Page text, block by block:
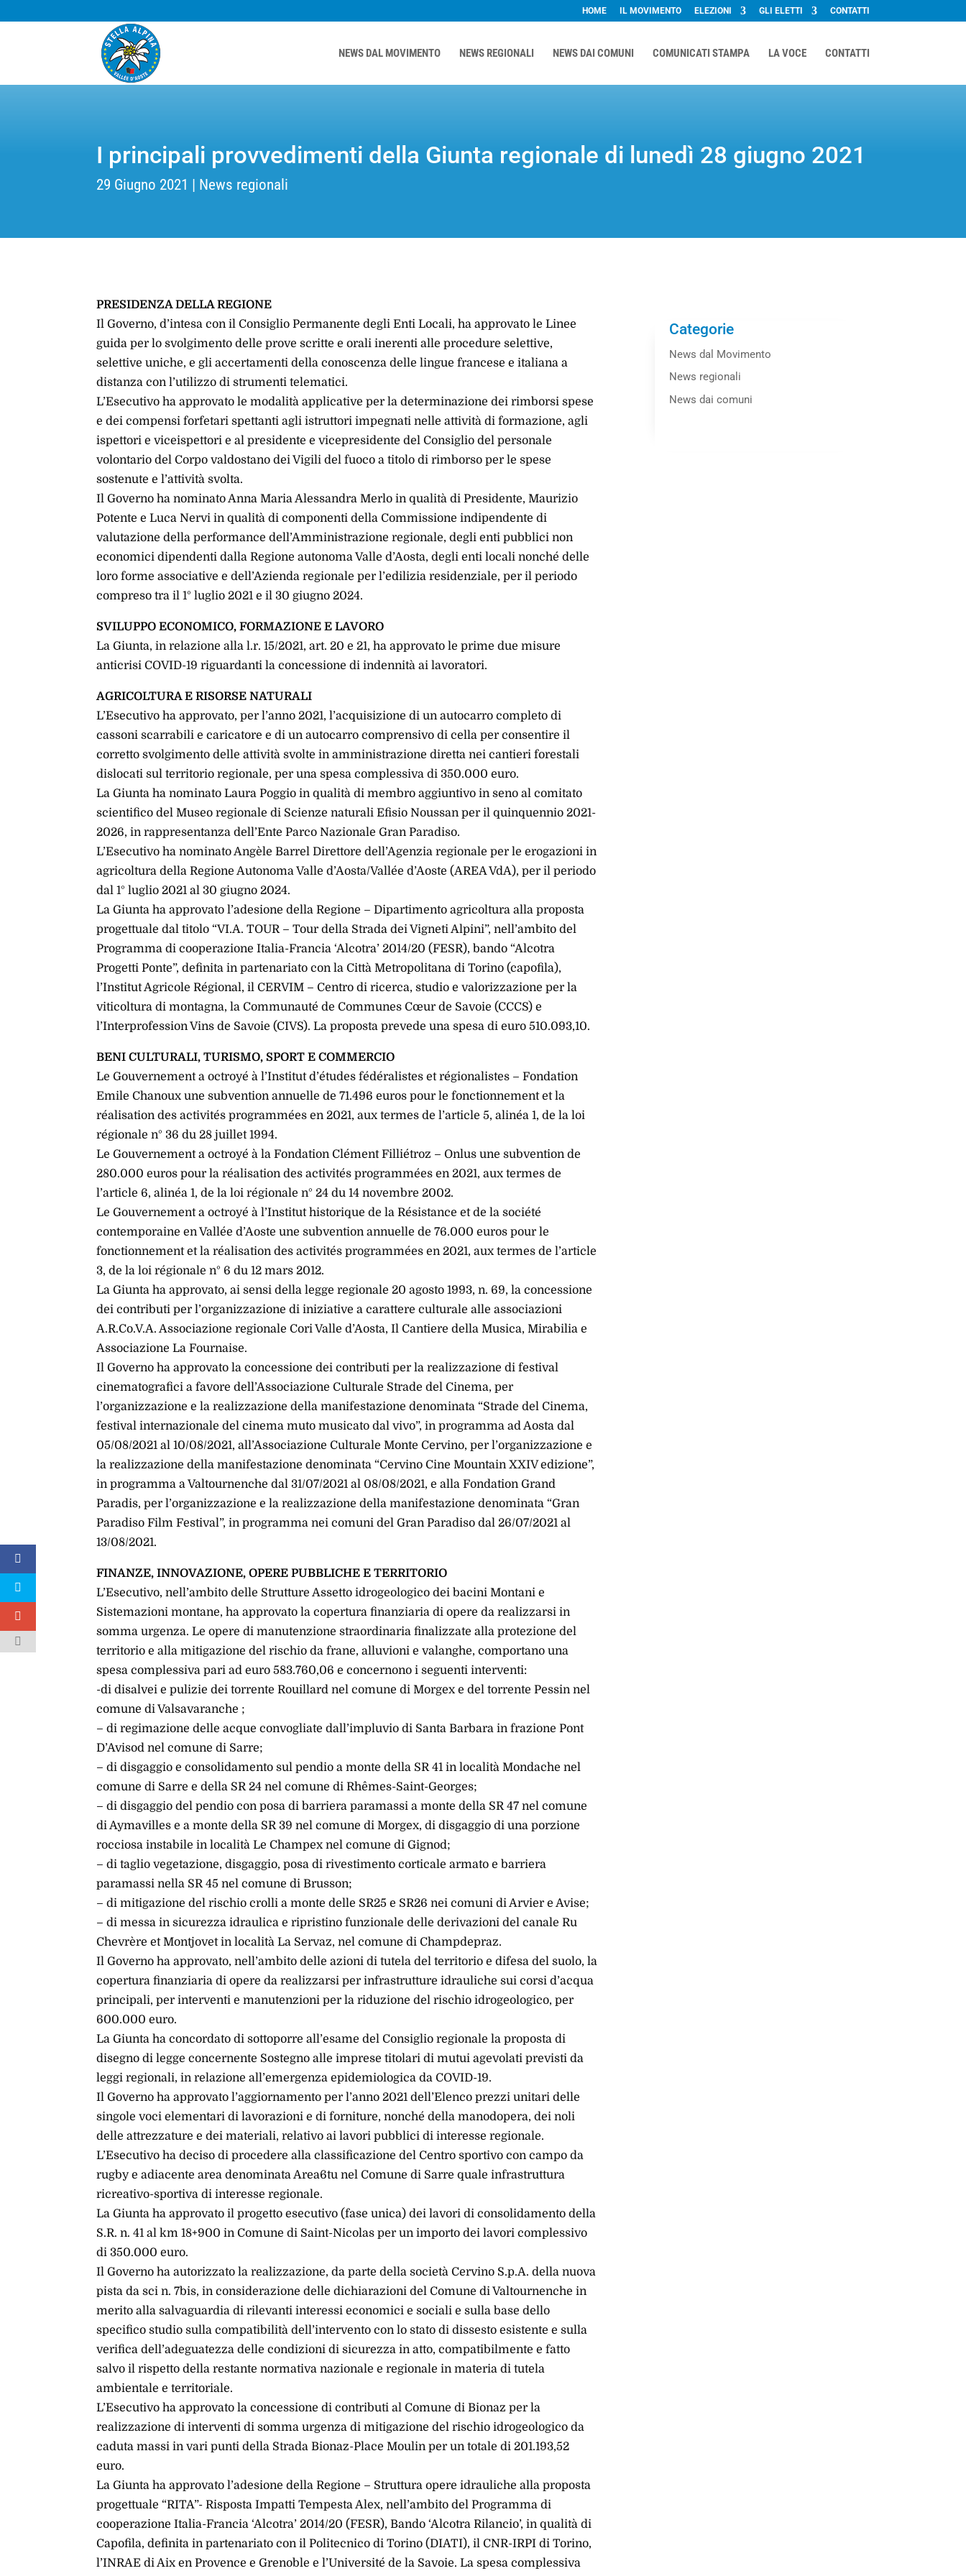
HOME IL MOVIMENTO ELEZIONI GLI ELETTI CONTATTI
NEWS DAL MOVIMENTO NEWS REGIONALI NEWS DAI COMUNI COMUNICATI STAMPA LA VOCE CONTATTI
I principali provvedimenti della Giunta regionale di lunedì 28 giugno 2021
29 Giugno 2021 News regionali
PRESIDENZA DELLA REGIONE
Il Governo, d’intesa con il Consiglio Permanente degli Enti Locali, ha approvato le Linee
guida per lo svolgimento delle prove scritte e orali inerenti alle procedure selettive,
selettive uniche, e gli accertamenti della conoscenza delle lingue francese e italiana a
distanza con l’utilizzo di strumenti telematici.
L’Esecutivo ha approvato le modalità applicative per la determinazione dei rimborsi spese
e dei compensi forfetari spettanti agli istruttori impegnati nelle attività di formazione, agli
ispettori e viceispettori e al presidente e vicepresidente del Consiglio del personale
volontario del Corpo valdostano dei Vigili del fuoco a titolo di rimborso per le spese
sostenute e l’attività svolta.
Il Governo ha nominato Anna Maria Alessandra Merlo in qualità di Presidente, Maurizio
Potente e Luca Nervi in qualità di componenti della Commissione indipendente di
valutazione della performance dell’Amministrazione regionale, degli enti pubblici non
economici dipendenti dalla Regione autonoma Valle d’Aosta, degli enti locali nonché delle
loro forme associative e dell’Azienda regionale per l’edilizia residenziale, per il periodo
compreso tra il 1° luglio 2021 e il 30 giugno 2024.
SVILUPPO ECONOMICO, FORMAZIONE E LAVORO
La Giunta, in relazione alla l.r. 15/2021, art. 20 e 21, ha approvato le prime due misure
anticrisi COVID-19 riguardanti la concessione di indennità ai lavoratori.
AGRICOLTURA E RISORSE NATURALI
L’Esecutivo ha approvato, per l’anno 2021, l’acquisizione di un autocarro completo di
cassoni scarrabili e caricatore e di un autocarro comprensivo di cella per consentire il
corretto svolgimento delle attività svolte in amministrazione diretta nei cantieri forestali
dislocati sul territorio regionale, per una spesa complessiva di 350.000 euro.
La Giunta ha nominato Laura Poggio in qualità di membro aggiuntivo in seno al comitato
scientifico del Museo regionale di Scienze naturali Efisio Noussan per il quinquennio 2021-
2026, in rappresentanza dell’Ente Parco Nazionale Gran Paradiso.
L’Esecutivo ha nominato Angèle Barrel Direttore dell’Agenzia regionale per le erogazioni in
agricoltura della Regione Autonoma Valle d’Aosta/Vallée d’Aoste (AREA VdA), per il periodo
dal 1° luglio 2021 al 30 giugno 2024.
La Giunta ha approvato l’adesione della Regione – Dipartimento agricoltura alla proposta
progettuale dal titolo “VI.A. TOUR – Tour della Strada dei Vigneti Alpini”, nell’ambito del
Programma di cooperazione Italia-Francia ‘Alcotra’ 2014/20 (FESR), bando “Alcotra
Progetti Ponte”, definita in partenariato con la Città Metropolitana di Torino (capofila),
l’Institut Agricole Régional, il CERVIM – Centro di ricerca, studio e valorizzazione per la
viticoltura di montagna, la Communauté de Communes Cœur de Savoie (CCCS) e
l’Interprofession Vins de Savoie (CIVS). La proposta prevede una spesa di euro 510.093,10.
BENI CULTURALI, TURISMO, SPORT E COMMERCIO
Le Gouvernement a octroyé à l’Institut d’études fédéralistes et régionalistes – Fondation
Emile Chanoux une subvention annuelle de 71.496 euros pour le fonctionnement et la
réalisation des activités programmées en 2021, aux termes de l’article 5, alinéa 1, de la loi
régionale n° 36 du 28 juillet 1994.
Le Gouvernement a octroyé à la Fondation Clément Filliétroz – Onlus une subvention de
280.000 euros pour la réalisation des activités programmées en 2021, aux termes de
l’article 6, alinéa 1, de la loi régionale n° 24 du 14 novembre 2002.
Le Gouvernement a octroyé à l’Institut historique de la Résistance et de la société
contemporaine en Vallée d’Aoste une subvention annuelle de 76.000 euros pour le
fonctionnement et la réalisation des activités programmées en 2021, aux termes de l’article
3, de la loi régionale n° 6 du 12 mars 2012.
La Giunta ha approvato, ai sensi della legge regionale 20 agosto 1993, n. 69, la concessione
dei contributi per l’organizzazione di iniziative a carattere culturale alle associazioni
A.R.Co.V.A. Associazione regionale Cori Valle d’Aosta, Il Cantiere della Musica, Mirabilia e
Associazione La Fournaise.
Il Governo ha approvato la concessione dei contributi per la realizzazione di festival
cinematografici a favore dell’Associazione Culturale Strade del Cinema, per
l’organizzazione e la realizzazione della manifestazione denominata “Strade del Cinema,
festival internazionale del cinema muto musicato dal vivo”, in programma ad Aosta dal
05/08/2021 al 10/08/2021, all’Associazione Culturale Monte Cervino, per l’organizzazione e
la realizzazione della manifestazione denominata “Cervino Cine Mountain XXIV edizione”,
in programma a Valtournenche dal 31/07/2021 al 08/08/2021, e alla Fondation Grand
Paradis, per l’organizzazione e la realizzazione della manifestazione denominata “Gran
Paradiso Film Festival”, in programma nei comuni del Gran Paradiso dal 26/07/2021 al
13/08/2021.
FINANZE, INNOVAZIONE, OPERE PUBBLICHE E TERRITORIO
L’Esecutivo, nell’ambito delle Strutture Assetto idrogeologico dei bacini Montani e
Sistemazioni montane, ha approvato la copertura finanziaria di opere da realizzarsi in
somma urgenza. Le opere di manutenzione straordinaria finalizzate alla protezione del
territorio e alla mitigazione del rischio da frane, alluvioni e valanghe, comportano una
spesa complessiva pari ad euro 583.760,06 e concernono i seguenti interventi:
-di disalvei e pulizie dei torrente Rouillard nel comune di Morgex e del torrente Pessin nel
comune di Valsavaranche ;
– di regimazione delle acque convogliate dall’impluvio di Santa Barbara in frazione Pont
D’Avisod nel comune di Sarre;
– di disgaggio e consolidamento sul pendio a monte della SR 41 in località Mondache nel
comune di Sarre e della SR 24 nel comune di Rhêmes-Saint-Georges;
– di disgaggio del pendio con posa di barriera paramassi a monte della SR 47 nel comune
di Aymavilles e a monte della SR 39 nel comune di Morgex, di disgaggio di una porzione
rocciosa instabile in località Le Champex nel comune di Gignod;
– di taglio vegetazione, disgaggio, posa di rivestimento corticale armato e barriera
paramassi nella SR 45 nel comune di Brusson;
– di mitigazione del rischio crolli a monte delle SR25 e SR26 nei comuni di Arvier e Avise;
– di messa in sicurezza idraulica e ripristino funzionale delle derivazioni del canale Ru
Chevrère et Montjovet in località La Servaz, nel comune di Champdepraz.
Il Governo ha approvato, nell’ambito delle azioni di tutela del territorio e difesa del suolo, la
copertura finanziaria di opere da realizzarsi per infrastrutture idrauliche sui corsi d’acqua
principali, per interventi e manutenzioni per la riduzione del rischio idrogeologico, per
600.000 euro.
La Giunta ha concordato di sottoporre all’esame del Consiglio regionale la proposta di
disegno di legge concernente Sostegno alle imprese titolari di mutui agevolati previsti da
leggi regionali, in relazione all’emergenza epidemiologica da COVID-19.
Il Governo ha approvato l’aggiornamento per l’anno 2021 dell’Elenco prezzi unitari delle
singole voci elementari di lavorazioni e di forniture, nonché della manodopera, dei noli
delle attrezzature e dei materiali, relativo ai lavori pubblici di interesse regionale.
L’Esecutivo ha deciso di procedere alla classificazione del Centro sportivo con campo da
rugby e adiacente area denominata Area6tu nel Comune di Sarre quale infrastruttura
ricreativo-sportiva di interesse regionale.
La Giunta ha approvato il progetto esecutivo (fase unica) dei lavori di consolidamento della
S.R. n. 41 al km 18+900 in Comune di Saint-Nicolas per un importo dei lavori complessivo
di 350.000 euro.
Il Governo ha autorizzato la realizzazione, da parte della società Cervino S.p.A. della nuova
pista da sci n. 7bis, in considerazione delle dichiarazioni del Comune di Valtournenche in
merito alla salvaguardia di rilevanti interessi economici e sociali e sulla base dello
specifico studio sulla compatibilità dell’intervento con lo stato di dissesto esistente e sulla
verifica dell’adeguatezza delle condizioni di sicurezza in atto, compatibilmente e fatto
salvo il rispetto della restante normativa nazionale e regionale in materia di tutela
ambientale e territoriale.
L’Esecutivo ha approvato la concessione di contributi al Comune di Bionaz per la
realizzazione di interventi di somma urgenza di mitigazione del rischio idrogeologico da
caduta massi in vari punti della Strada Bionaz-Place Moulin per un totale di 201.193,52
euro.
La Giunta ha approvato l’adesione della Regione – Struttura opere idrauliche alla proposta
progettuale “RITA”- Risposta Impatti Tempesta Alex, nell’ambito del Programma di
cooperazione Italia-Francia ‘Alcotra’ 2014/20 (FESR), Bando ‘Alcotra Rilancio’, in qualità di
Capofila, definita in partenariato con il Politecnico di Torino (DIATI), il CNR-IRPI di Torino,
l’INRAE di Aix en Provence e Grenoble e l’Université de la Savoie. La spesa complessiva
Categorie
News dal Movimento
News regionali
News dai comuni